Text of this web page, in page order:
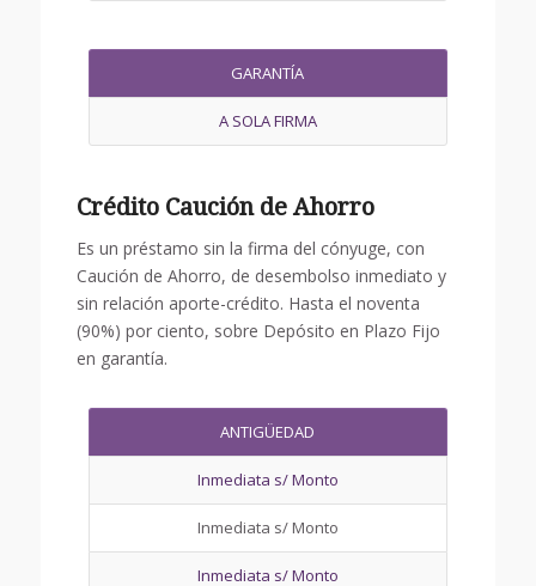
GARANTÍA
A SOLA FIRMA
Crédito Caución de Ahorro
Es un préstamo sin la firma del cónyuge, con
Caución de Ahorro, de desembolso inmediato y
sin relación aporte-crédito. Hasta el noventa
(90%) por ciento, sobre Depósito en Plazo Fijo
en garantía.
ANTIGÜEDAD
Inmediata s/ Monto
Inmediata s/ Monto
Inmediata s/ Monto